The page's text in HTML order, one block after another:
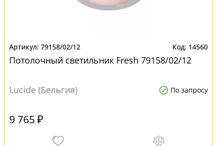
79158/02/12 14560
Потолочный светильник Fresh 79158/02/12
Lucide (Бельгия) По запросу
9 765 ₽